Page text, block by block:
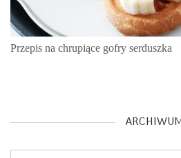
Przepis na chrupiące gofry serduszka